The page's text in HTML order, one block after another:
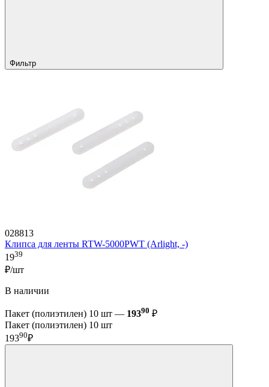
Фильтр
028813
Клипса для ленты RTW-5000PWT (Arlight, -)
1939
₽/шт
В наличии
Пакет (полиэтилен) 10 шт — 19390 ₽
Пакет (полиэтилен) 10 шт
19390₽